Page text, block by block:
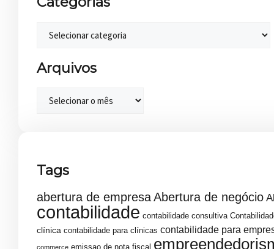
Arquivos
Tags
abertura de empresaAbertura de negócio
contabilidade contabilidade consultiva
clínica contabilidade para clínicas contabilidade para
commerce emissao de nota fiscal